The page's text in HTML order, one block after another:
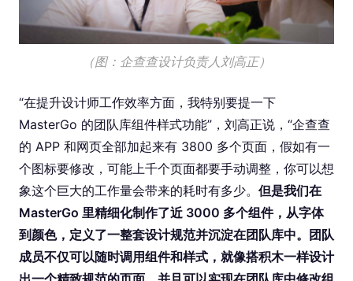
（图：企查查设计负责人刘高正）
“在提升设计师工作效率方面，我特别要提一下
MasterGo 的团队库组件样式功能”，刘高正说，“企查查
的 APP 和网页全部加起来有 3800 多个页面，假如有一
个图标要修改，可能上千个页面都要手动调整，你可以想
象这个巨大的工作量会带来的耗时有多少。 但是我们在
MasterGo 里精细化制作了近 3000 多个组件，从字体
到颜色，定义了一整套设计规范并沉淀在团队库中。团队
成员不仅可以随时调用组件和样式，就像搭积木一样设计